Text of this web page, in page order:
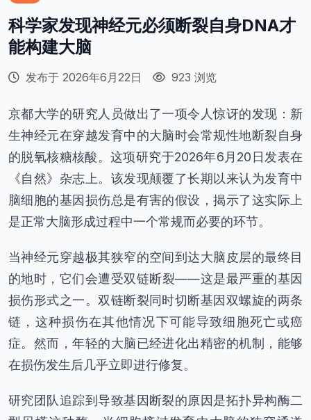
科学家发现神经元必须断裂自身DNA才
能构建大脑
发布于 2026年6月22日 923 浏览
京都大学的研究人员做出了一项令人惊讶的发现：新
生神经元在穿越发育中的大脑时会常规性地断裂自身
的脱氧核糖核酸。这项研究于2026年6月20日发表在
《自然》杂志上。该发现颠覆了长期以来认为发育中
脑细胞的基因损伤总是有害的假设，揭示了这实际上
是正常大脑形成过程中一个常规而必要的环节。
当神经元穿越极其狭窄的空间到达大脑皮层的最终目
的地时，它们会遭受双链断裂——这是最严重的基因
损伤形式之一。双链断裂同时切断基因双螺旋的两条
链，这种损伤在其他情况下可能导致细胞死亡或癌
症。然而，年轻的大脑已经进化出精密的机制，能够
在损伤发生后几乎立即进行修复。
研究团队追踪到导致基因断裂的原因是拓扑异构酶二